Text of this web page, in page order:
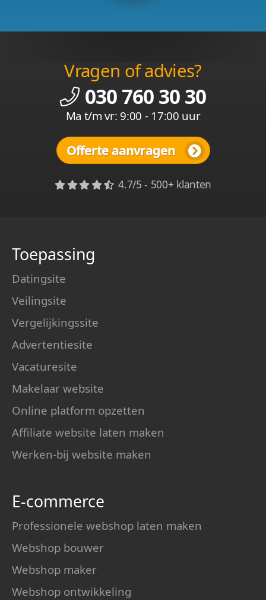
Vragen of advies?
030 760 30 30
Ma t/m vr: 9:00 - 17:00 uur
Offerte aanvragen
4.7/5 - 500+ klanten
Toepassing
Datingsite
Veilingsite
Vergelijkingssite
Advertentiesite
Vacaturesite
Makelaar website
Online platform opzetten
Affiliate website laten maken
Werken-bij website maken
E-commerce
Professionele webshop laten maken
Webshop bouwer
Webshop maker
Webshop ontwikkeling